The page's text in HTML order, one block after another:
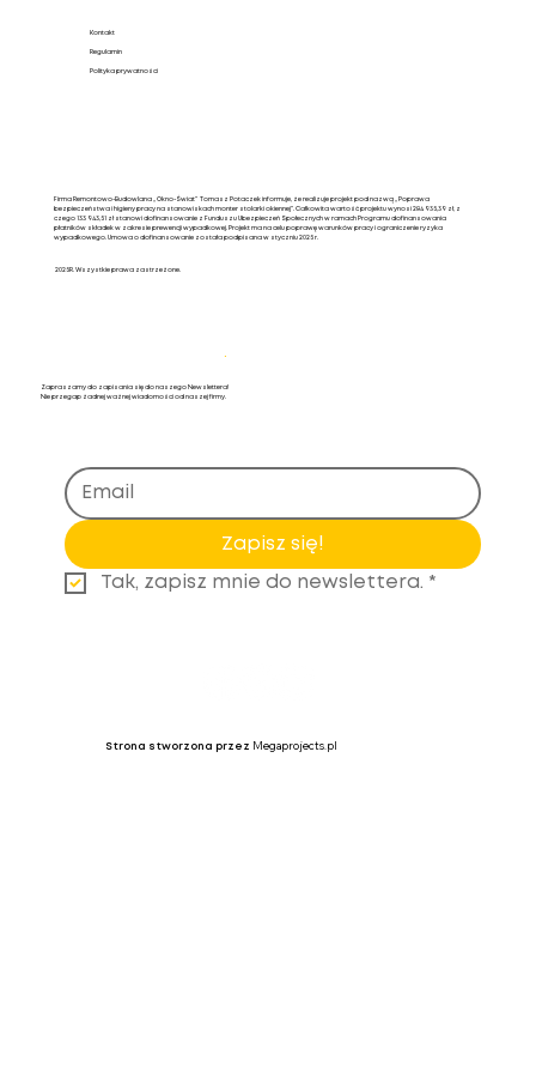
Kontakt
Regulamin
Polityka prywatności
Firma Remontowo-Budowlana „Okno-Świat” Tomasz Potaczek informuje, że realizuje projekt pod nazwą „Poprawa
bezpieczeństwa i higieny pracy na stanowiskach monter stolarki okiennej”. Całkowita wartość projektu wynosi 284 935,39 zł, z
czego 133 943,51 zł stanowi dofinansowanie z Funduszu Ubezpieczeń Społecznych w ramach Programu dofinansowania
płatników składek w zakresie prewencji wypadkowej. Projekt ma na celu poprawę warunków pracy i ograniczenie ryzyka
wypadkowego. Umowa o dofinansowanie została podpisana w styczniu 2025 r.
2025R. Wszystkie prawa zastrzeżone.
.
Zapraszamy do zapisania się do naszego Newslettera!
Nie przegap żadnej ważnej wiadomości od naszej firmy.
Zapisz się!
Tak, zapisz mnie do newslettera. *
Strona stworzona przez Megaprojects.pl